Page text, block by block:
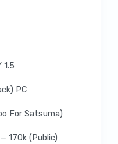
1.5
PC
For Satsuma)
170k (Public)